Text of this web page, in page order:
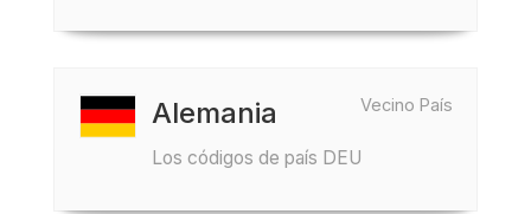
Vecino País
Alemania
Los códigos de país DEU